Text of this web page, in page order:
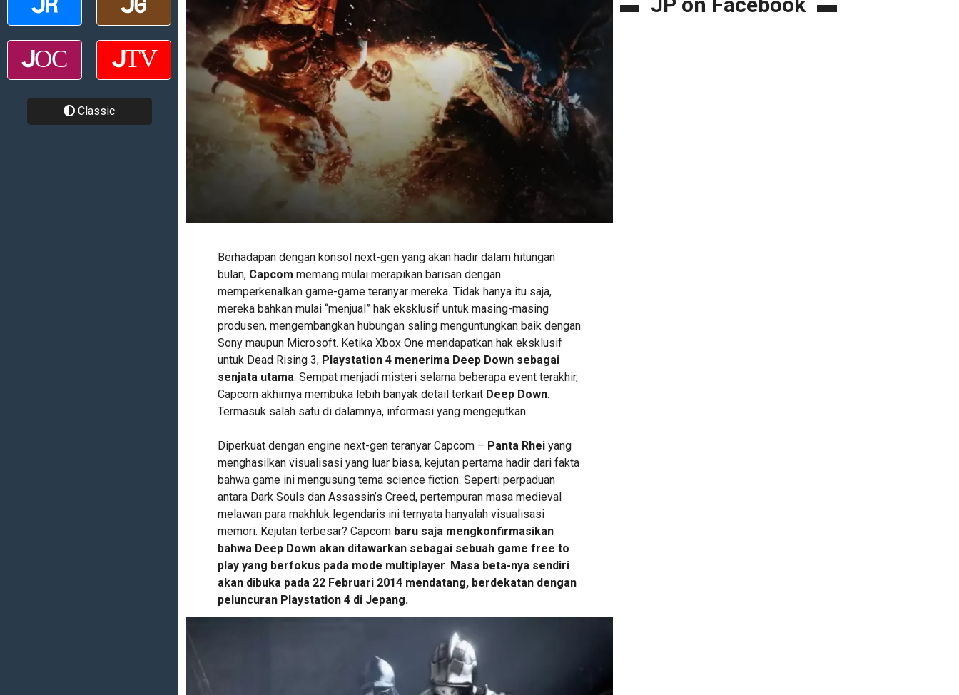
Classic
Berhadapan dengan konsol next-gen yang akan hadir dalam hitungan
bulan,Capcom memang mulai merapikan barisan dengan
memperkenalkan game-game teranyar mereka. Tidak hanya itu saja,
mereka bahkan mulai “menjual” hak eksklusif untuk masing-masing
produsen, mengembangkan hubungan saling menguntungkan baik dengan
Sony maupun Microsoft. Ketika Xbox One mendapatkan hak eksklusif
untuk Dead Rising 3, Playstation 4 menerima Deep Down sebagai
senjata utama. Sempat menjadi misteri selama beberapa event terakhir,
Capcom akhirnya membuka lebih banyak detail terkait Deep Down.
Termasuk salah satu di dalamnya, informasi yang mengejutkan.
Diperkuat dengan engine next-gen teranyar Capcom – Panta Rheiyang
menghasilkan visualisasi yang luar biasa, kejutan pertama hadir dari fakta
bahwa game ini mengusung tema science fiction. Seperti perpaduan
antara Dark Souls dan Assassin’s Creed, pertempuran masa medieval
melawan para makhluk legendaris ini ternyata hanyalah visualisasi
memori. Kejutan terbesar? Capcombaru saja mengkonfirmasikan
bahwa Deep Down akan ditawarkan sebagai sebuah game free to
play yang berfokus pada mode multiplayer. Masa beta-nya sendiri
akan dibuka pada 22 Februari 2014 mendatang, berdekatan dengan
peluncuran Playstation 4 di Jepang.